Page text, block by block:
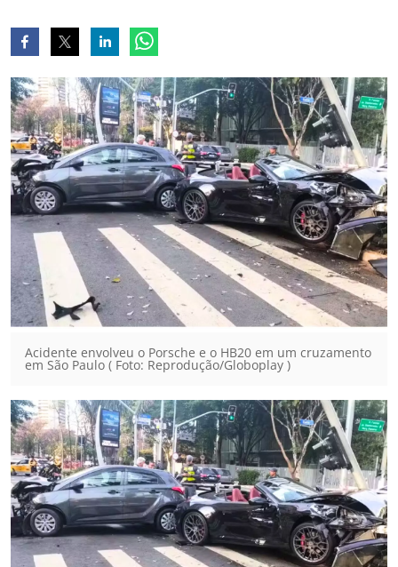
Acidente envolveu o Porsche e o HB20 em um cruzamento
em São Paulo ( Foto: Reprodução/Globoplay )